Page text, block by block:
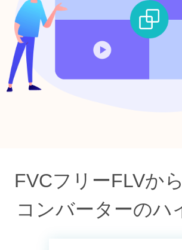
FVCフリーFLVか
コンバーターのハ